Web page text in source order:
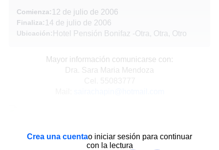
Comienza: 12 de julio de 2006
Finaliza: 14 de julio de 2006
Ubicación: Hotel Pensión Bonifaz -Otra, Otra, Otro
Mayor información comunicarse con:
Dra. Sara Maria Mendoza
Crea una cuentao iniciar sesión para continuar
con la lectura